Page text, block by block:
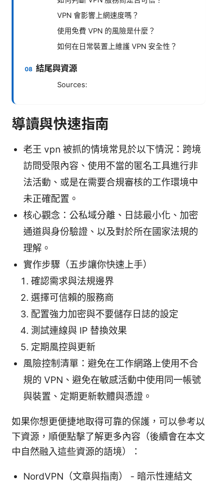
VPN 會影響上網速度嗎？
使用免費 VPN 的風險是什麼？
如何在日常裝置上維護 VPN 安全性？
結尾與資源
Sources:
導讀與快速指南
老王 vpn 被抓的情境常見於以下情況：跨境
訪問受限內容、使用不當的匿名工具進行非
法活動、或是在需要合規審核的工作環境中
未正確配置。
核心觀念：公私域分離、日誌最小化、加密
通道與身份驗證、以及對於所在國家法規的
理解。
實作步驟（五步讓你快速上手）
確認需求與法規邊界
選擇可信賴的服務商
配置強力加密與不要儲存日誌的設定
測試連線與 IP 替換效果
定期風控與更新
風險控制清單：避免在工作網路上使用不合
規的 VPN、避免在敏感活動中使用同一帳號
與裝置、定期更新軟體與憑證。
如果你想更便捷地取得可靠的保護，可以參考以
下資源，順便點擊了解更多內容（後續會在本文
中自然融入這些資源的語境）：
NordVPN（文章與指南） - 暗示性連結文